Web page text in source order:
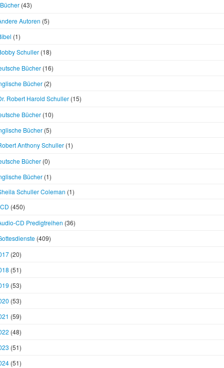
Bücher (43)
Autoren (5)
(1)
Schuller (18)
Bücher (16)
Bücher (2)
Robert Harold Schuller (15)
Bücher (10)
Bücher (5)
Anthony Schuller (1)
Bücher (0)
Bücher (1)
Schuller Coleman (1)
CD (450)
CD Predigtreihen (36)
(409)
(20)
(51)
(53)
(53)
(59)
(48)
(51)
(51)